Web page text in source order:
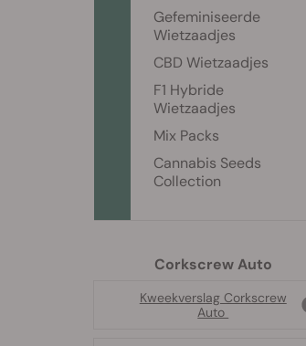
Gefeminiseerde
Wietzaadjes
CBD Wietzaadjes
F1 Hybride
Wietzaadjes
Mix Packs
Cannabis Seeds
Collection
Corkscrew Auto
Kweekverslag Corkscrew
Auto